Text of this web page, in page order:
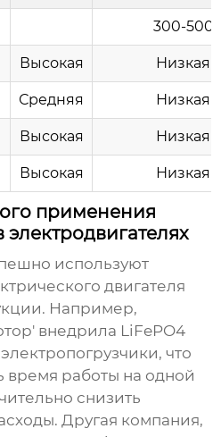
300-500
Высокая Низкая
Средняя Низкая
Высокая Низкая
Высокая Низкая
применения
электродвигателях
используют
двигателя
Например,
внедрила LiFePO4
что
время работы на одной
снизить
Другая компания,